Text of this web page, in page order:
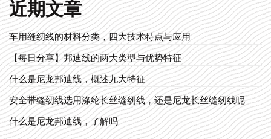
近期文章
车用缝纫线的材料分类，四大技术特点与应用
【每日分享】邦迪线的两大类型与优势特征
什么是尼龙邦迪线，概述九大特征
安全带缝纫线选用涤纶长丝缝纫线，还是尼龙长丝缝纫线呢
什么是尼龙邦迪线，了解吗